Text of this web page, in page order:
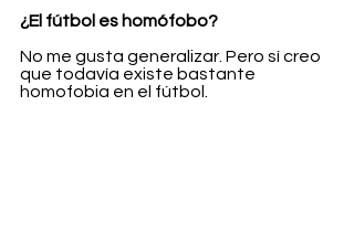
¿El fútbol es homófobo?
No me gusta generalizar. Pero sí creo
que todavía existe bastante
homofobia en el fútbol.